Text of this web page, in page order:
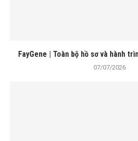
FayGene | Toàn bộ hồ sơ và hành
07/07/2026